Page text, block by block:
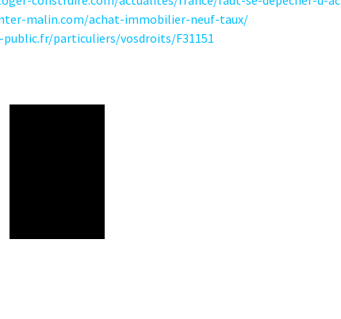
malin.com/achat-immobilier-neuf-taux/
particuliers/vosdroits/F31151